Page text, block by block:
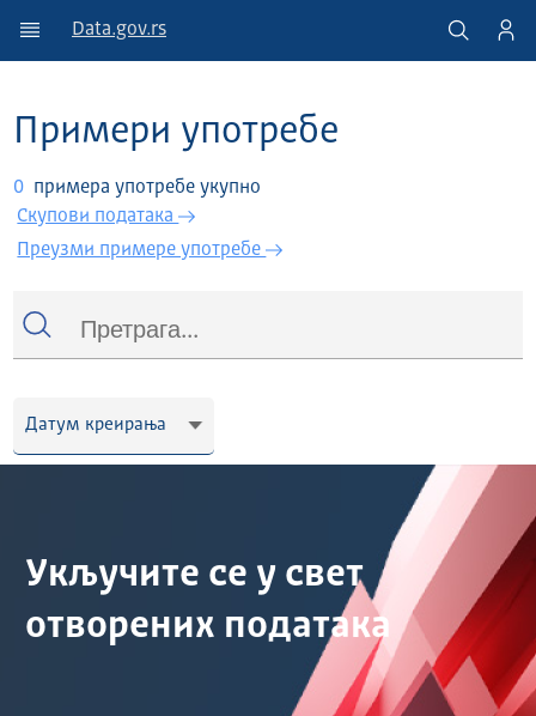
Data.gov.rs
Примери употребе
0 примера употребе укупно
Скупови података
Преузми примере употребе
Укључите се у свет
отворених података